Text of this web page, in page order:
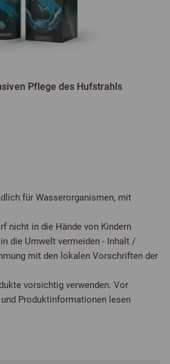
Pflege des Hufstrahls
für Wasserorganismen, mit
nicht in die Hände von Kindern
die Umwelt vermeiden - Inhalt /
mit den lokalen Vorschriften der
vorsichtig verwenden. Vor
Produktinformationen lesen